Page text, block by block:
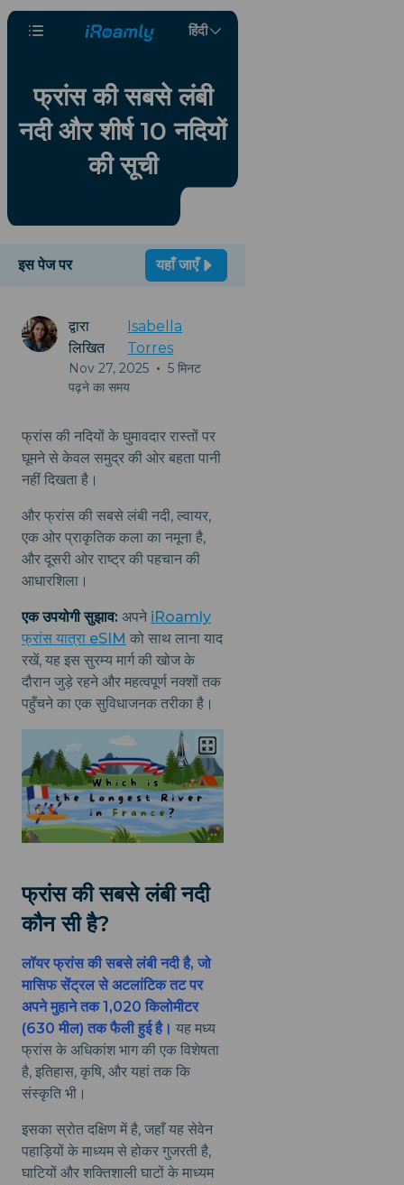
हिंदी
फ्रांस की सबसे लंबी
नदी और शीर्ष 10 नदियों
की सूची
इस पेज पर यहाँ जाएँ
द्वारा
लिखित
Isabella
Torres
Nov 27, 2025 • 5 मिनट
पढ़ने का समय
फ्रांस की नदियों के घुमावदार रास्तों पर
घूमने से केवल समुद्र की ओर बहता पानी
नहीं दिखता है।
और फ्रांस की सबसे लंबी नदी, ल्वायर,
एक ओर प्राकृतिक कला का नमूना है,
और दूसरी ओर राष्ट्र की पहचान की
आधारशिला।
एक उपयोगी सुझाव: अपने iRoamly
फ्रांस यात्रा eSIM को साथ लाना याद
रखें, यह इस सुरम्य मार्ग की खोज के
दौरान जुड़े रहने और महत्वपूर्ण नक्शों तक
पहुँचने का एक सुविधाजनक तरीका है।
फ्रांस की सबसे लंबी नदी
कौन सी है?
लॉयर फ्रांस की सबसे लंबी नदी है, जो
मासिफ सेंट्रल से अटलांटिक तट पर
अपने मुहाने तक 1,020 किलोमीटर
(630 मील) तक फैली हुई है। यह मध्य
फ्रांस के अधिकांश भाग की एक विशेषता
है, इतिहास, कृषि, और यहां तक कि
संस्कृति भी।
इसका स्रोत दक्षिण में है, जहाँ यह सेवेन
पहाड़ियों के माध्यम से होकर गुजरती है,
घाटियों और शक्तिशाली घाटों के माध्यम